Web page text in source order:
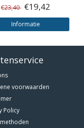
€23,40 €19,42
Informatie
voorwaarden
Policy